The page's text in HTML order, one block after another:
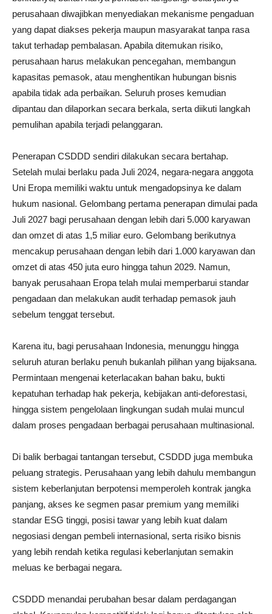
perusahaan diwajibkan menyediakan mekanisme pengaduan
yang dapat diakses pekerja maupun masyarakat tanpa rasa
takut terhadap pembalasan. Apabila ditemukan risiko,
perusahaan harus melakukan pencegahan, membangun
kapasitas pemasok, atau menghentikan hubungan bisnis
apabila tidak ada perbaikan. Seluruh proses kemudian
dipantau dan dilaporkan secara berkala, serta diikuti langkah
pemulihan apabila terjadi pelanggaran.
Penerapan CSDDD sendiri dilakukan secara bertahap.
Setelah mulai berlaku pada Juli 2024, negara-negara anggota
Uni Eropa memiliki waktu untuk mengadopsinya ke dalam
hukum nasional. Gelombang pertama penerapan dimulai pada
Juli 2027 bagi perusahaan dengan lebih dari 5.000 karyawan
dan omzet di atas 1,5 miliar euro. Gelombang berikutnya
mencakup perusahaan dengan lebih dari 1.000 karyawan dan
omzet di atas 450 juta euro hingga tahun 2029. Namun,
banyak perusahaan Eropa telah mulai memperbarui standar
pengadaan dan melakukan audit terhadap pemasok jauh
sebelum tenggat tersebut.
Karena itu, bagi perusahaan Indonesia, menunggu hingga
seluruh aturan berlaku penuh bukanlah pilihan yang bijaksana.
Permintaan mengenai keterlacakan bahan baku, bukti
kepatuhan terhadap hak pekerja, kebijakan anti-deforestasi,
hingga sistem pengelolaan lingkungan sudah mulai muncul
dalam proses pengadaan berbagai perusahaan multinasional.
Di balik berbagai tantangan tersebut, CSDDD juga membuka
peluang strategis. Perusahaan yang lebih dahulu membangun
sistem keberlanjutan berpotensi memperoleh kontrak jangka
panjang, akses ke segmen pasar premium yang memiliki
standar ESG tinggi, posisi tawar yang lebih kuat dalam
negosiasi dengan pembeli internasional, serta risiko bisnis
yang lebih rendah ketika regulasi keberlanjutan semakin
meluas ke berbagai negara.
CSDDD menandai perubahan besar dalam perdagangan